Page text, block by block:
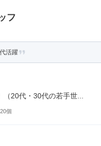
フ
活躍
20代・30代の若手世...
個